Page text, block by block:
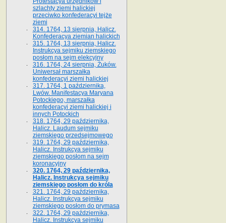
szlachty ziemi halickiej
przeciwko konfederacyi tejże
ziemi
314. 1764, 13 sierpnia, Halicz.
Konfederacya ziemian halickich
315. 1764, 13 sierpnia, Halicz.
Instrukcya sejmiku ziemskiego
posłom na sejm elekcyjny
316. 1764, 24 sierpnia, Żuków.
Uniwersał marszałka
konfederacyi ziemi halickiej
317. 1764, 1 października,
Lwów. Manifestacya Maryana
Potockiego, marszałka
konfederacyi ziemi halickiej i
innych Potockich
318. 1764, 29 października,
Halicz. Laudum sejmiku
ziemskiego przedsejmowego
319. 1764, 29 października,
Halicz. Instrukcya sejmiku
ziemskiego posłom na sejm
koronacyjny
320. 1764, 29 października,
Halicz. Instrukcya sejmiku
ziemskiego posłom do króla
321. 1764, 29 października,
Halicz. Instrukcya sejmiku
ziemskiego posłom do prymasa
322. 1764, 29 października,
Halicz. Instrukcya sejmiku